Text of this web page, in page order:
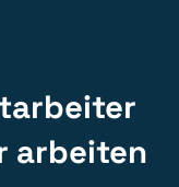
arbeiten